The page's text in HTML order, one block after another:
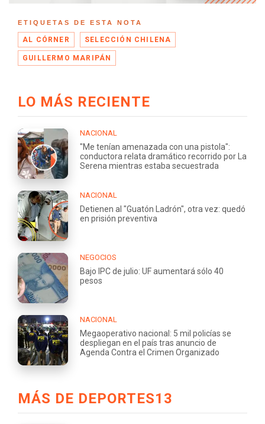
ETIQUETAS DE ESTA NOTA
AL CÓRNER SELECCIÓN CHILENA
GUILLERMO MARIPÁN
LO MÁS RECIENTE
NACIONAL
"Me tenían amenazada con una pistola":
conductora relata dramático recorrido por La
Serena mientras estaba secuestrada
NACIONAL
Detienen al "Guatón Ladrón", otra vez: quedó
en prisión preventiva
NEGOCIOS
Bajo IPC de julio: UF aumentará sólo 40
pesos
NACIONAL
Megaoperativo nacional: 5 mil policías se
despliegan en el país tras anuncio de
Agenda Contra el Crimen Organizado
MÁS DE DEPORTES13